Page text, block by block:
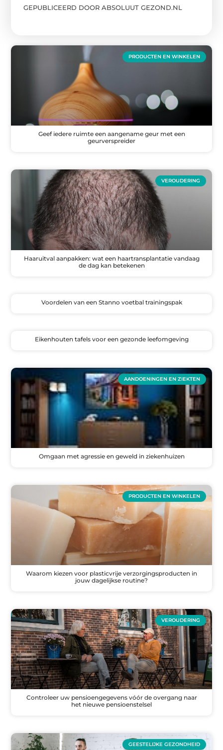
GEPUBLICEERD DOOR ABSOLUUT GEZOND.NL
PRODUCTEN EN WINKELEN
Geef iedere ruimte een aangename geur met een
geurverspreider
VEROUDERING
Haaruitval aanpakken: wat een haartransplantatie vandaag
de dag kan betekenen
Voordelen van een Stanno voetbal trainingspak
Eikenhouten tafels voor een gezonde leefomgeving
AANDOENINGEN EN ZIEKTEN
Omgaan met agressie en geweld in ziekenhuizen
PRODUCTEN EN WINKELEN
Waarom kiezen voor plasticvrije verzorgingsproducten in
jouw dagelijkse routine?
VEROUDERING
Controleer uw pensioengegevens vóór de overgang naar
het nieuwe pensioenstelsel
GEESTELIJKE GEZONDHEID